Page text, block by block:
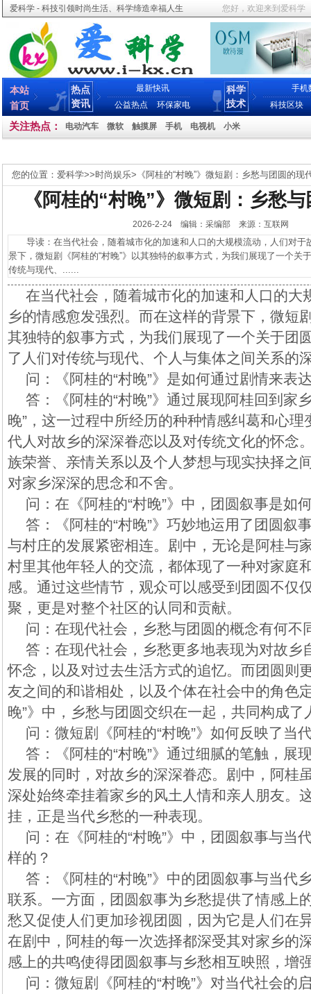
爱科学 - 科技引领时尚生活、科学缔造幸福人生 您好，欢迎来到爱科学
本站
首页
热点
资讯
最新快讯
公益热点
环保家电
科学
技术
手机
科技区块
关注热点： 电动汽车 微软 触摸屏 手机 电视机 小米
您的位置： 爱科学>>时尚娱乐> 《阿桂的“村晚”》微短剧：乡愁与团圆的现
《阿桂的“村晚”》微短剧：乡愁
2026-2-24 编辑：采编部 来源：互联网
导读：在当代社会，随着城市化的加速和人口的大规模流动，人们对于
景下，微短剧《阿桂的“村晚”》以其独特的叙事方式，为我们展现了一个关
传统与现代、......
在当代社会，随着城市化的加速和人口的大
乡的情感愈发强烈。而在这样的背景下，微短
其独特的叙事方式，为我们展现了一个关于团
了人们对传统与现代、个人与集体之间关系的
问：《阿桂的“村晚”》是如何通过剧情来表
答：《阿桂的“村晚”》通过展现阿桂回到家
晚”，这一过程中所经历的种种情感纠葛和心
代人对故乡的深深眷恋以及对传统文化的怀念
族荣誉、亲情关系以及个人梦想与现实抉择之
对家乡深深的思念和不舍。
问：在《阿桂的“村晚”》中，团圆叙事是如
答：《阿桂的“村晚”》巧妙地运用了团圆叙
与村庄的发展紧密相连。剧中，无论是阿桂与
村里其他年轻人的交流，都体现了一种对家庭
感。通过这些情节，观众可以感受到团圆不仅
聚，更是对整个社区的认同和贡献。
问：在现代社会，乡愁与团圆的概念有何不
答：在现代社会，乡愁更多地表现为对故乡
怀念，以及对过去生活方式的追忆。而团圆则
友之间的和谐相处，以及个体在社会中的角色
晚”》中，乡愁与团圆交织在一起，共同构成
问：微短剧《阿桂的“村晚”》如何反映了当
答：《阿桂的“村晚”》通过细腻的笔触，展
发展的同时，对故乡的深深眷恋。剧中，阿桂
深处始终牵挂着家乡的风土人情和亲人朋友。
挂，正是当代乡愁的一种表现。
问：在《阿桂的“村晚”》中，团圆叙事与当
样的？
答：《阿桂的“村晚”》中的团圆叙事与当代
联系。一方面，团圆叙事为乡愁提供了情感上
愁又促使人们更加珍视团圆，因为它是人们在
在剧中，阿桂的每一次选择都深受其对家乡的
感上的共鸣使得团圆叙事与乡愁相互映照，增
问：微短剧《阿桂的“村晚”》对当代社会的